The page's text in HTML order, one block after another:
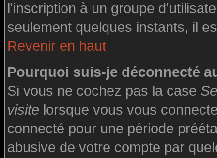
l'inscription à un groupe
seulement quelques instants, il
Revenir en haut
Pourquoi suis-je déconnecté
Si vous ne cochez pas la case
visite lorsque vous vous
connecté pour une période
abusive de votre compte par